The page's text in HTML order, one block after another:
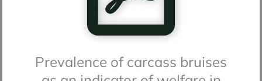
Prevalence of carcass bruises